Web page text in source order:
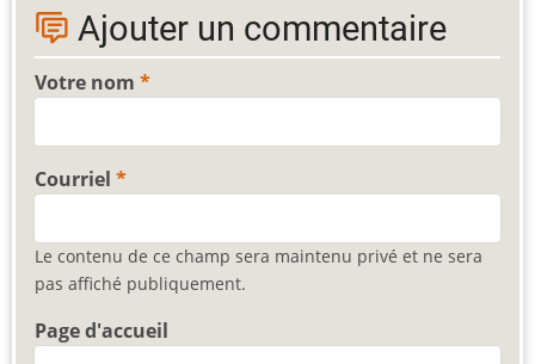
Ajouter un commentaire
Votre nom
Courriel
Le contenu de ce champ sera maintenu privé et ne sera
pas affiché publiquement.
Page d'accueil